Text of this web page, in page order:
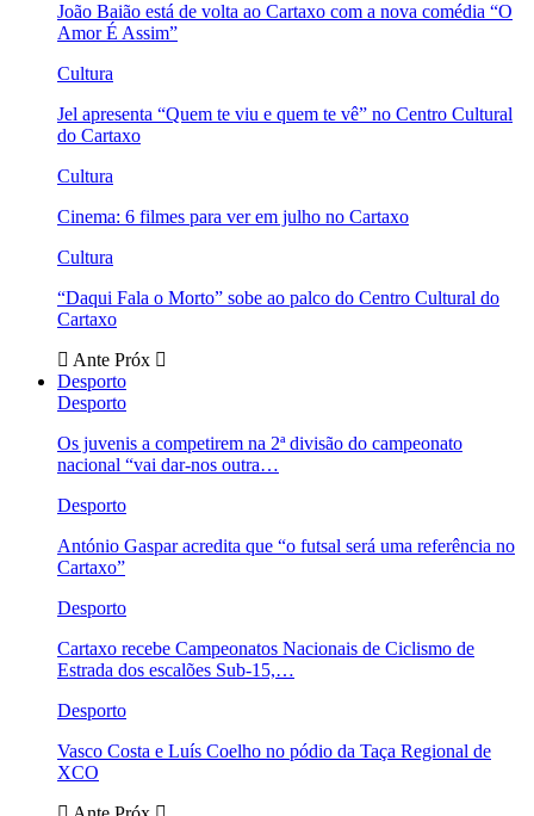
João Baião está de volta ao Cartaxo com a nova comédia “O
Amor É Assim”
Cultura
Jel apresenta “Quem te viu e quem te vê” no Centro Cultural
do Cartaxo
Cultura
Cinema: 6 filmes para ver em julho no Cartaxo
Cultura
“Daqui Fala o Morto” sobe ao palco do Centro Cultural do
Cartaxo
Ante Próx
Desporto
Desporto
Os juvenis a competirem na 2ª divisão do campeonato
nacional “vai dar-nos outra…
Desporto
António Gaspar acredita que “o futsal será uma referência no
Cartaxo”
Desporto
Cartaxo recebe Campeonatos Nacionais de Ciclismo de
Estrada dos escalões Sub-15,…
Desporto
Vasco Costa e Luís Coelho no pódio da Taça Regional de
XCO